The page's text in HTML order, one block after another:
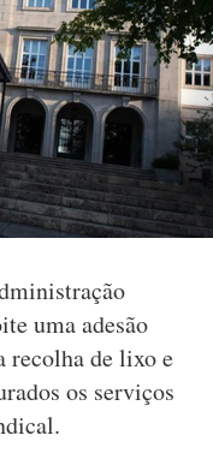
uma adesão
recolha de lixo e
os serviços